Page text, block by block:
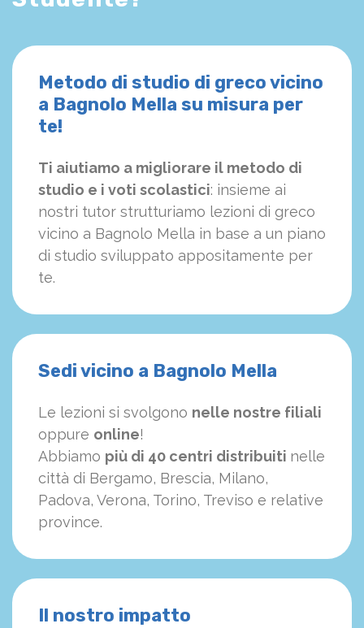
Metodo di studio di greco vicino
a Bagnolo Mella su misura per
te!
Ti aiutiamo a migliorare il metodo di
studio e i voti scolastici: insieme ai
nostri tutor strutturiamo lezioni di greco
vicino a Bagnolo Mella in base a un piano
di studio sviluppato appositamente per
te.
Sedi vicino a Bagnolo Mella
Le lezioni si svolgono nelle nostre filiali
oppure online!
Abbiamo più di 40 centri distribuiti nelle
città di Bergamo, Brescia, Milano,
Padova, Verona, Torino, Treviso e relative
province.
Il nostro impatto